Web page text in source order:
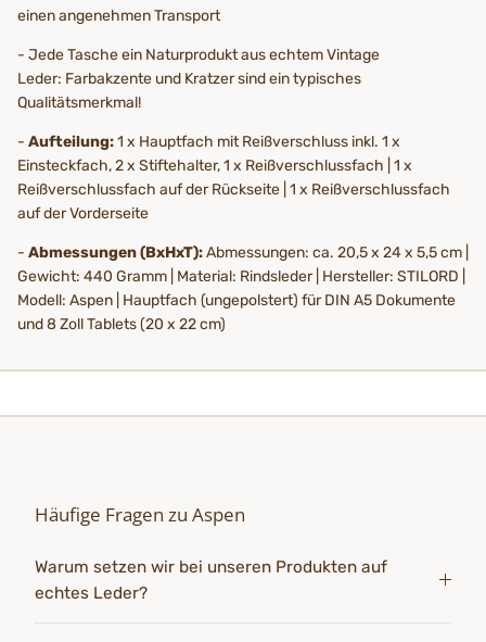
einen angenehmen Transport
- Jede Tasche ein Naturprodukt aus echtem Vintage
Leder: Farbakzente und Kratzer sind ein typisches
Qualitätsmerkmal!
- Aufteilung:1 x Hauptfach mit Reißverschluss inkl. 1 x
Einsteckfach, 2 x Stiftehalter, 1 x Reißverschlussfach | 1 x
Reißverschlussfach auf der Rückseite | 1 x Reißverschlussfach
auf der Vorderseite
- Abmessungen (BxHxT):Abmessungen: ca. 20,5 x 24 x 5,5 cm |
Gewicht: 440 Gramm | Material: Rindsleder | Hersteller: STILORD |
Modell: Aspen | Hauptfach (ungepolstert) für DIN A5 Dokumente
und 8 Zoll Tablets (20 x 22 cm)
Häufige Fragen zu Aspen
Warum setzen wir bei unseren Produkten auf
echtes Leder?